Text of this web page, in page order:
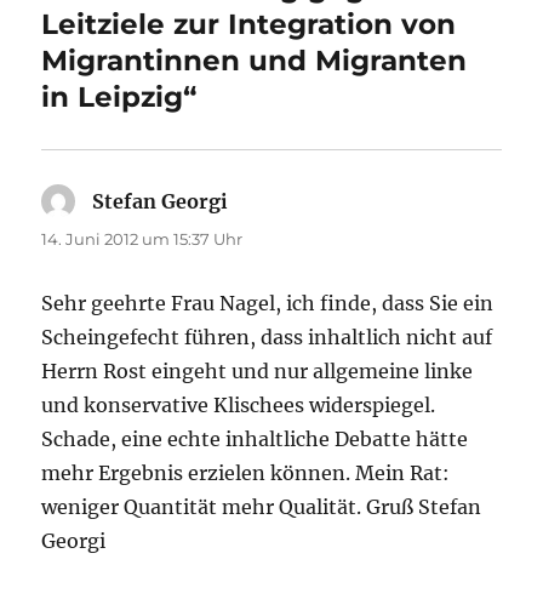
Leitziele zur Integration von
Migrantinnen und Migranten
in Leipzig“
Stefan Georgi
14. Juni 2012 um 15:37 Uhr
Sehr geehrte Frau Nagel, ich finde, dass Sie ein
Scheingefecht führen, dass inhaltlich nicht auf
Herrn Rost eingeht und nur allgemeine linke
und konservative Klischees widerspiegel.
Schade, eine echte inhaltliche Debatte hätte
mehr Ergebnis erzielen können. Mein Rat:
weniger Quantität mehr Qualität. Gruß Stefan
Georgi